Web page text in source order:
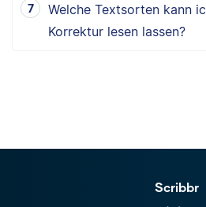
Welche Textsorten kann
Korrektur lesen lassen?
Scribbr